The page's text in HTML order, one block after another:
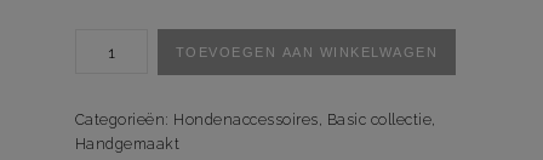
Basic
Apple
TOEVOEGEN AAN WINKELWAGEN
Categorieën: Hondenaccessoires, Basic collectie,
Handgemaakt